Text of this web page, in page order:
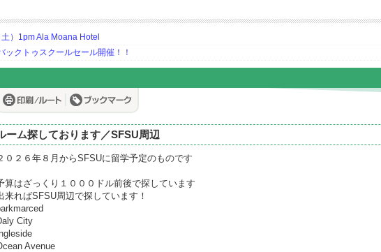
）1pm Ala Moana Hotel
ックトゥスクールセール開催！！
ーム探しております／SFSU周辺
０２６年８月からSFSUに留学予定のものです
算はざっくり１０００ドル前後で探しています
来ればSFSU周辺で探しています！
City
Avenue